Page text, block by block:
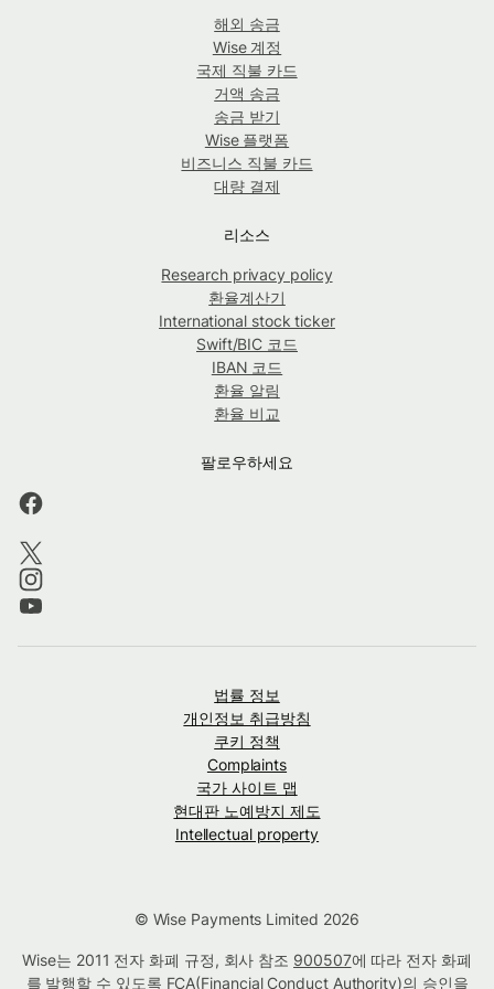
해외 송금
Wise 계정
국제 직불 카드
거액 송금
송금 받기
Wise 플랫폼
비즈니스 직불 카드
대량 결제
리소스
Research privacy policy
환율계산기
International stock ticker
Swift/BIC 코드
IBAN 코드
환율 알림
환율 비교
팔로우하세요
법률 정보
개인정보 취급방침
쿠키 정책
Complaints
국가 사이트 맵
현대판 노예방지 제도
Intellectual property
© Wise Payments Limited 2026
Wise는 2011 전자 화폐 규정, 회사 참조 900507에 따라 전자 화폐
를 발행할 수 있도록 FCA(Financial Conduct Authority)의 승인을